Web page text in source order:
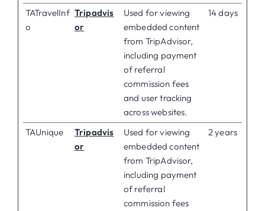
TATravelInf
o
Tripadvis
or
Used for viewing
embedded content
from TripAdvisor,
including payment
of referral
commission fees
and user tracking
across websites.
14 days
TAUnique
Tripadvis
or
Used for viewing
embedded content
from TripAdvisor,
including payment
of referral
commission fees
2 years